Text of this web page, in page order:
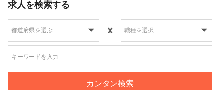
求人を検索する
カンタン検索